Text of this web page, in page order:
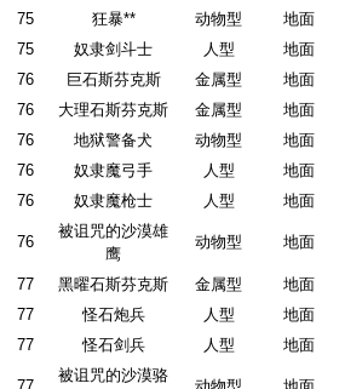
75
狂暴** 动物型 地面
75
奴隶剑斗士 人型 地面
76
巨石斯芬克斯 金属型 地面
76
大理石斯芬克斯 金属型 地面
76
地狱警备犬 动物型 地面
76
奴隶魔弓手 人型 地面
76
奴隶魔枪士 人型 地面
76
被诅咒的沙漠雄
鹰
动物型 地面
77 黑曜石斯芬克斯 金属型 地面
77
怪石炮兵 人型 地面
77
怪石剑兵 人型 地面
被诅咒的沙漠骆